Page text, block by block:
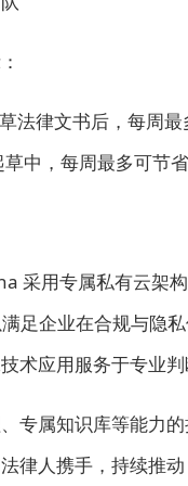
律文书后，每周最
中，每周最多可节省
采用专属私有云架
足企业在合规与隐
术应用服务于专业判
专属知识库等能力
律人携手，持续推